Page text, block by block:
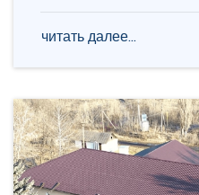
читать далее...